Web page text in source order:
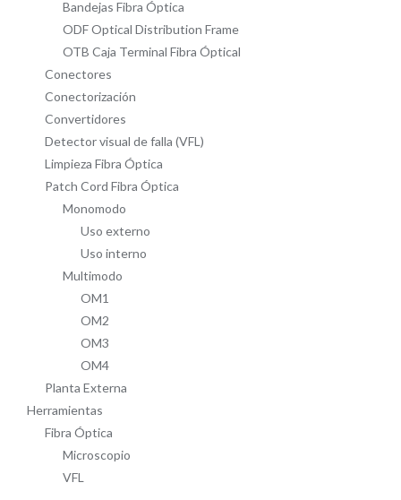
Bandejas Fibra Óptica
ODF Optical Distribution Frame
OTB Caja Terminal Fibra Óptical
Conectores
Conectorización
Convertidores
Detector visual de falla (VFL)
Limpieza Fibra Óptica
Patch Cord Fibra Óptica
Monomodo
Uso externo
Uso interno
Multimodo
OM1
OM2
OM3
OM4
Planta Externa
Herramientas
Fibra Óptica
Microscopio
VFL